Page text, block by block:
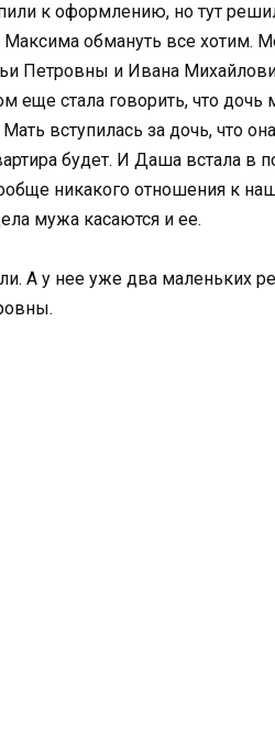
к оформлению, но тут
Максима обмануть все хотим.
Петровны и Ивана
еще стала говорить, что дочь
вступилась за дочь, что
будет. И Даша встала в
никакого отношения к
мужа касаются и ее.
А у нее уже два маленьких